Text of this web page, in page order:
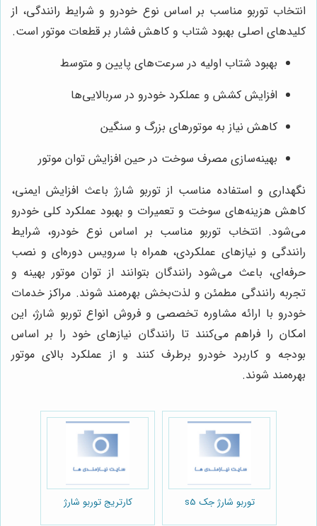
انتخاب توربو مناسب بر اساس نوع خودرو و شرایط رانندگی، از
کلیدهای اصلی بهبود شتاب و کاهش فشار بر قطعات موتور است.
بهبود شتاب اولیه در سرعت‌های پایین و متوسط
افزایش کشش و عملکرد خودرو در سربالایی‌ها
کاهش نیاز به موتورهای بزرگ و سنگین
بهینه‌سازی مصرف سوخت در حین افزایش توان موتور
نگهداری و استفاده مناسب از توربو شارژ باعث افزایش ایمنی،
کاهش هزینه‌های سوخت و تعمیرات و بهبود عملکرد کلی خودرو
می‌شود. انتخاب توربو مناسب بر اساس نوع خودرو، شرایط
رانندگی و نیازهای عملکردی، همراه با سرویس دوره‌ای و نصب
حرفه‌ای، باعث می‌شود رانندگان بتوانند از توان موتور بهینه و
تجربه رانندگی مطمئن و لذت‌بخش بهره‌مند شوند. مراکز خدمات
خودرو با ارائه مشاوره تخصصی و فروش انواع توربو شارژ، این
امکان را فراهم می‌کنند تا رانندگان نیازهای خود را بر اساس
بودجه و کاربرد خودرو برطرف کنند و از عملکرد بالای موتور
بهره‌مند شوند.
توربو شارژ جک s5 کارتریج توربو شارژ